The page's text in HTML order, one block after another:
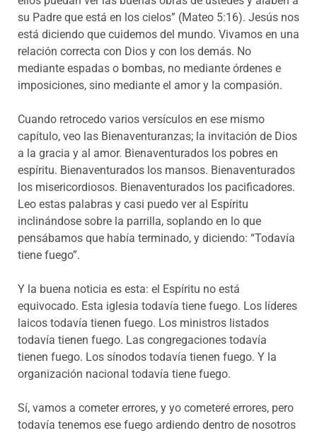
su Padre que está en los cielos” (Mateo 5:16). Jesús nos
está diciendo que cuidemos del mundo. Vivamos en una
relación correcta con Dios y con los demás. No
mediante espadas o bombas, no mediante órdenes e
imposiciones, sino mediante el amor y la compasión.
Cuando retrocedo varios versículos en ese mismo
capítulo, veo las Bienaventuranzas; la invitación de Dios
a la gracia y al amor. Bienaventurados los pobres en
espíritu. Bienaventurados los mansos. Bienaventurados
los misericordiosos. Bienaventurados los pacificadores.
Leo estas palabras y casi puedo ver al Espíritu
inclinándose sobre la parrilla, soplando en lo que
pensábamos que había terminado, y diciendo: “Todavía
tiene fuego”.
Y la buena noticia es esta: el Espíritu no está
equivocado. Esta iglesia todavía tiene fuego. Los líderes
laicos todavía tienen fuego. Los ministros listados
todavía tienen fuego. Las congregaciones todavía
tienen fuego. Los sínodos todavía tienen fuego. Y la
organización nacional todavía tiene fuego.
Sí, vamos a cometer errores, y yo cometeré errores, pero
todavía tenemos ese fuego ardiendo dentro de nosotros